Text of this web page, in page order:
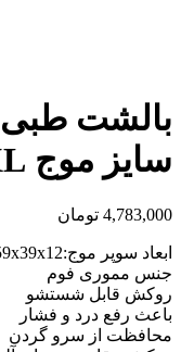
بالشت طبی
سایز موج XL
4,783,000 تومان
ابعاد سوپر موج:59x39x12
جنس مموری فوم
روکش قابل شستشو
باعث رفع درد و فشار
محافظت از سرو گردن